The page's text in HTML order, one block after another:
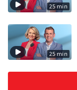
25 min
25 min